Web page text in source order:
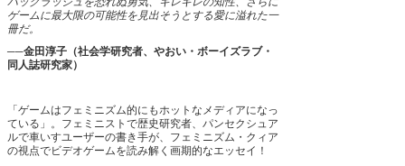
ゲームに最大限の可能性を見出そうとする愛に溢れた一
冊だ。
──金田淳子（社会学研究者、やおい・ボーイズラブ・
同人誌研究家）
「ゲームはフェミニズム的にもホットなメディアになっ
ている」。フェミニストで歴史研究者、パンセクシュア
ルで車いすユーザーの書き手が、フェミニズム・クィア
の視点でビデオゲームを読み解く画期的なエッセイ！